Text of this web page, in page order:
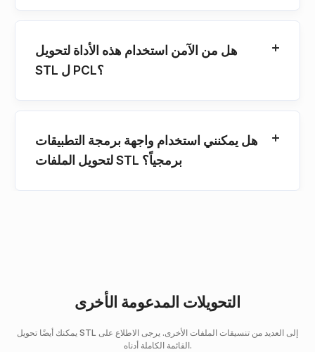
هل من الآمن استخدام هذه الأداة لتحويل
STL ل PCL؟
هل يمكنني استخدام واجهة برمجة التطبيقات
لتحويل الملفات STL برمجياً؟
التحويلات المدعومة الأخرى
يمكنك أيضًا تحويل STL إلى العديد من تنسيقات الملفات الأخرى. يرجى الاطلاع على
القائمة الكاملة أدناه.